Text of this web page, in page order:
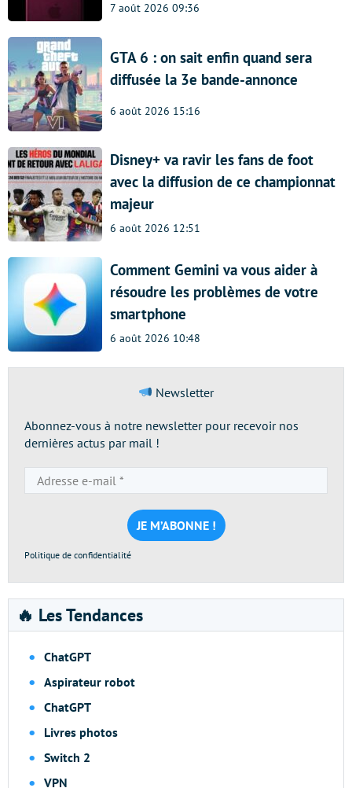
7 août 2026 09:36
GTA 6 : on sait enfin quand sera
diffusée la 3e bande-annonce
6 août 2026 15:16
Disney+ va ravir les fans de foot
avec la diffusion de ce championnat
majeur
6 août 2026 12:51
Comment Gemini va vous aider à
résoudre les problèmes de votre
smartphone
6 août 2026 10:48
Newsletter
Abonnez-vous à notre newsletter pour recevoir nos
dernières actus par mail !
e-
mail
*
Politique de confidentialité
🔥 Les Tendances
ChatGPT
Aspirateur robot
ChatGPT
Livres photos
Switch 2
VPN